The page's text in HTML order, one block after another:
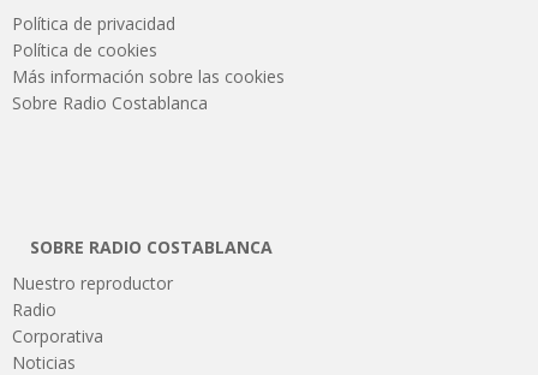
Política de privacidad
Política de cookies
Más información sobre las cookies
Sobre Radio Costablanca
SOBRE RADIO COSTABLANCA
Nuestro reproductor
Radio
Corporativa
Noticias